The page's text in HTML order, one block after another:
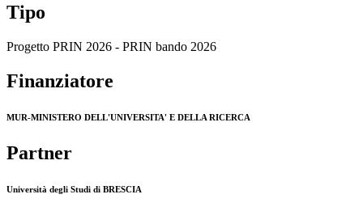
Tipo
Progetto PRIN 2026 - PRIN bando 2026
Finanziatore
MUR-MINISTERO DELL'UNIVERSITA' E DELLA RICERCA
Partner
Università degli Studi di BRESCIA